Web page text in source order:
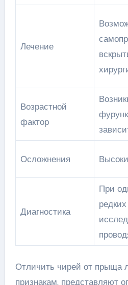
Лечение
Возрастной
фактор
Осложнения
Диагностика
При
Отличить чирей от прыща
признакам, представляют